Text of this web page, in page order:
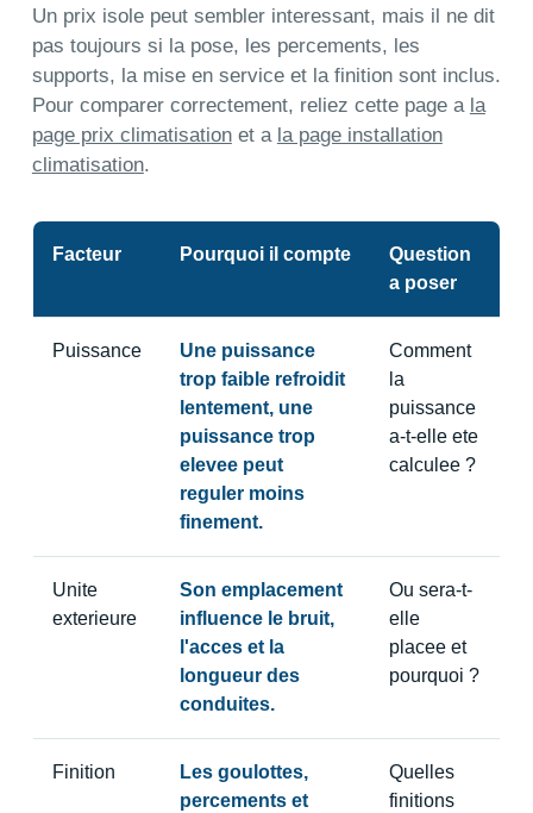
Un prix isole peut sembler interessant, mais il ne dit
pas toujours si la pose, les percements, les
supports, la mise en service et la finition sont inclus.
Pour comparer correctement, reliez cette page a la
page prix climatisationet a la page installation
climatisation.
Facteur Pourquoi il compte
Question
a poser
Puissance
Une puissance
trop faible refroidit
lentement, une
puissance trop
elevee peut
reguler moins
finement.
Comment
la
puissance
a-t-elle ete
calculee ?
Unite
exterieure
Son emplacement
influence le bruit,
l'acces et la
longueur des
conduites.
Ou sera-t-
elle
placee et
pourquoi ?
Finition
Les goulottes,
percements et
Quelles
finitions